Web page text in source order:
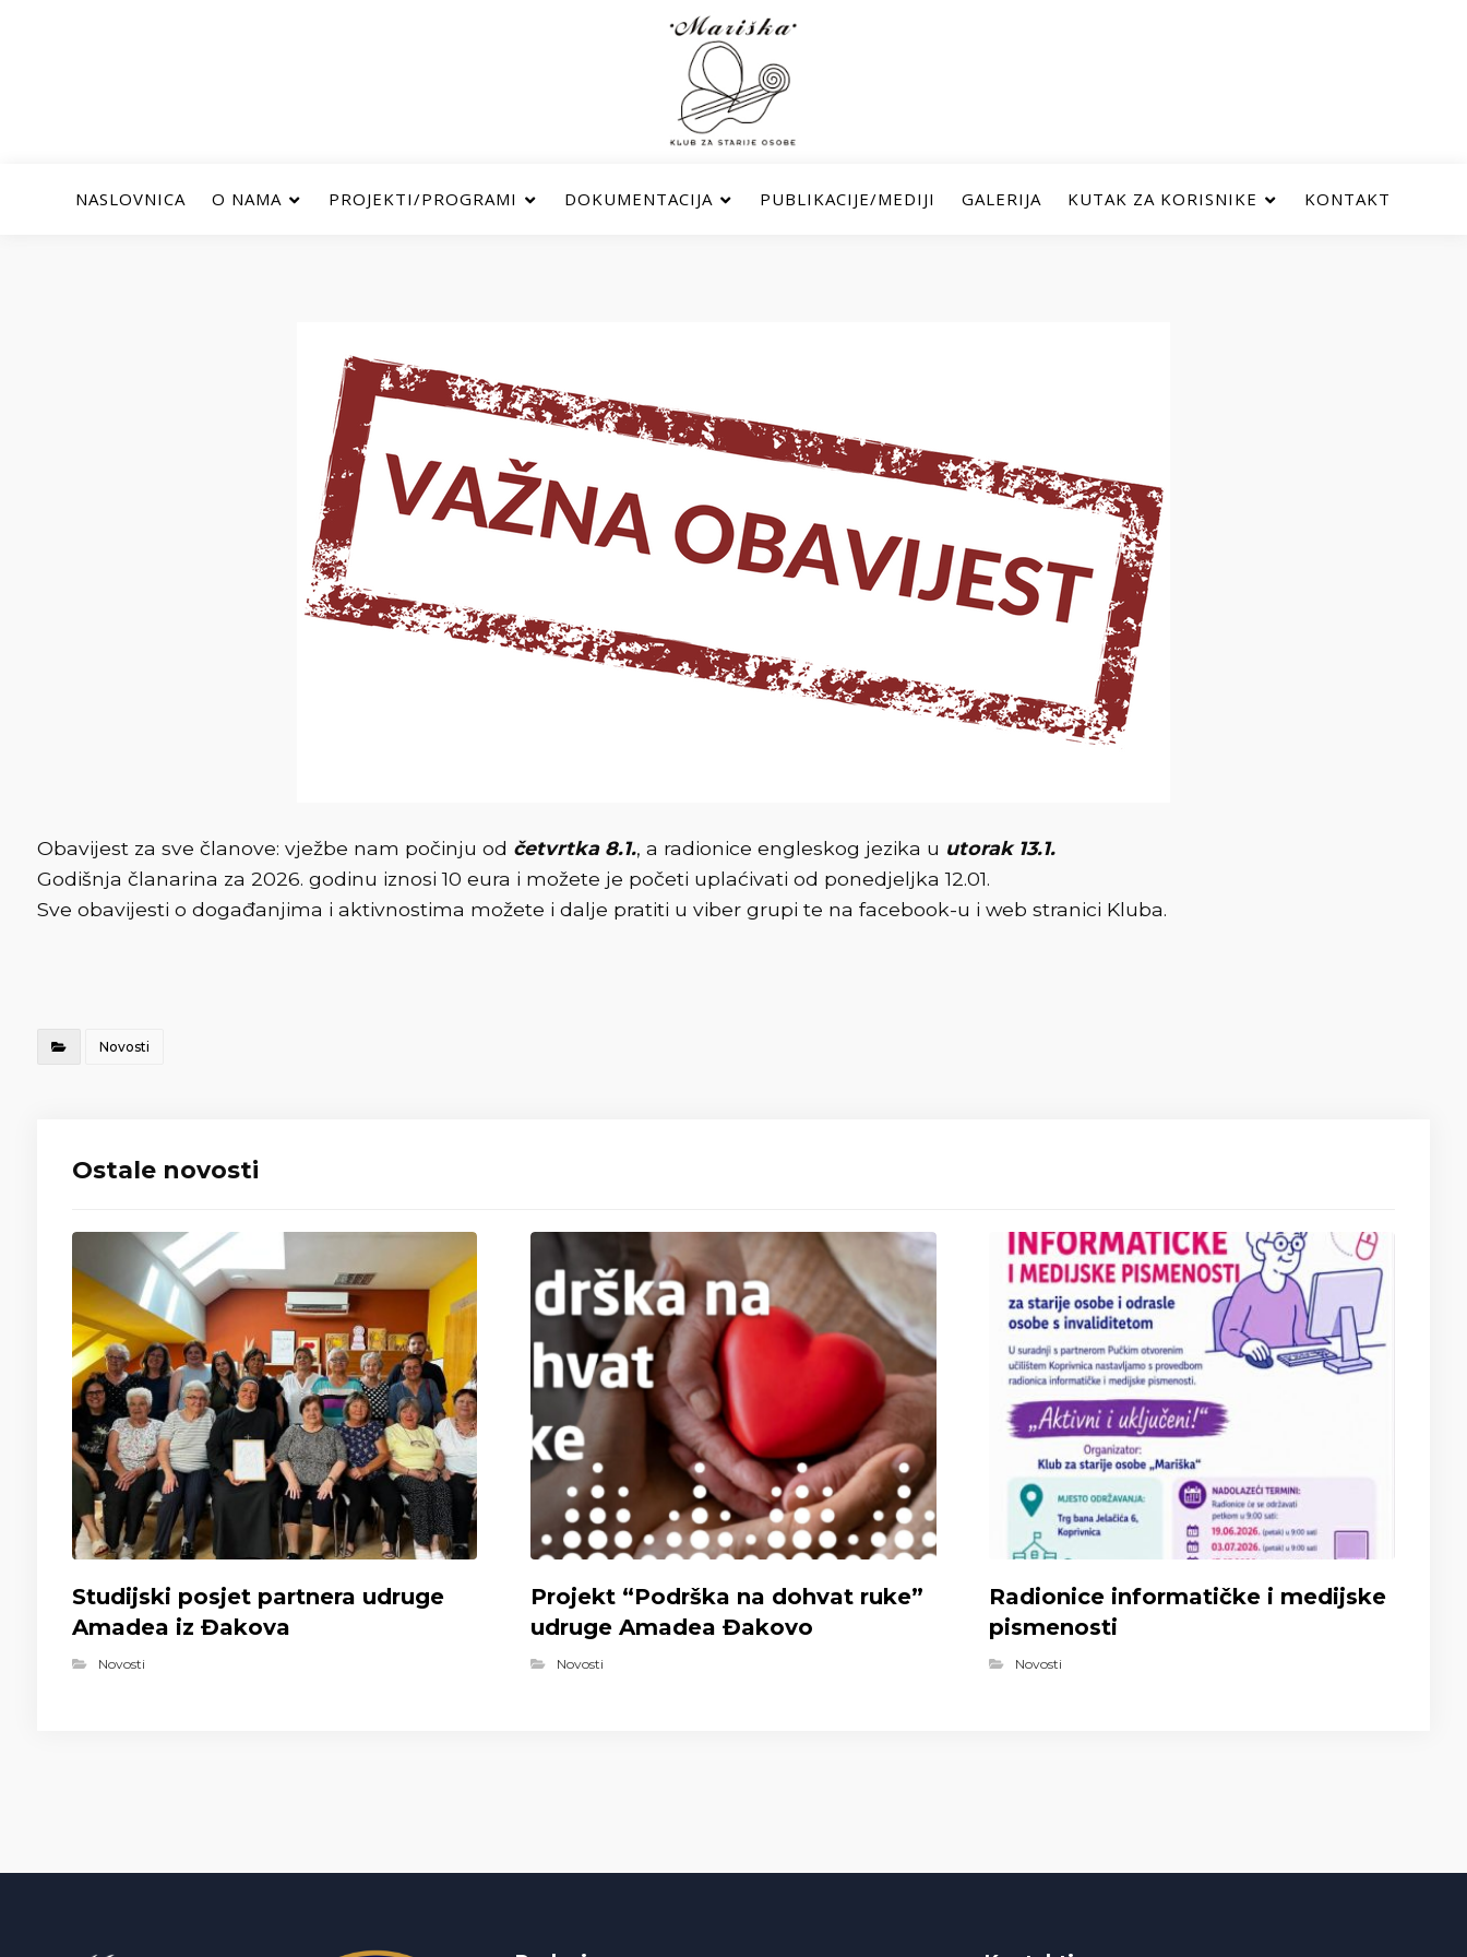
NASLOVNICA O NAMA PROJEKTI/PROGRAMI DOKUMENTACIJA PUBLIKACIJE/MEDIJI GALERIJA KUTAK ZA KORISNIKE KONTAKT
Obavijest za sve članove: vježbe nam počinju od četvrtka 8.1., a radionice engleskog jezika u utorak 13.1.
Godišnja članarina za 2026. godinu iznosi 10 eura i možete je početi uplaćivati od ponedjeljka 12.01.
Sve obavijesti o događanjima i aktivnostima možete i dalje pratiti u viber grupi te na facebook-u i web stranici Kluba.
Novosti
Ostale novosti
Studijski posjet partnera udruge
Amadea iz Đakova
Novosti
Projekt “Podrška na dohvat ruke”
udruge Amadea Đakovo
Novosti
Radionice informatičke i medijske
pismenosti
Novosti